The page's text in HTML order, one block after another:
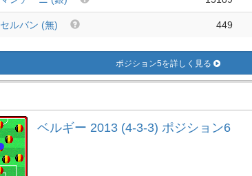
セルバン (無) 449
ポジション5を詳しく見る
ベルギー 2013 (4-3-3) ポジション6